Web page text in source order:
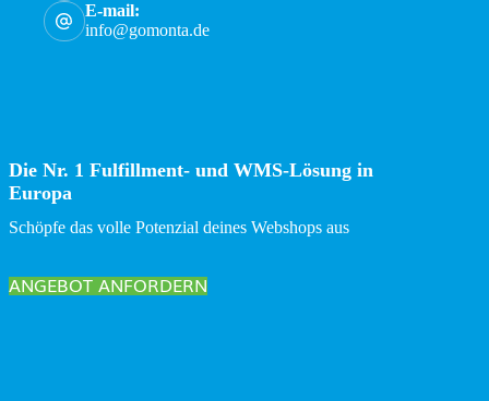
E-mail:
info@gomonta.de
Die Nr. 1 Fulfillment- und WMS-Lösung in
Europa
Schöpfe das volle Potenzial deines Webshops aus
ANGEBOT ANFORDERN